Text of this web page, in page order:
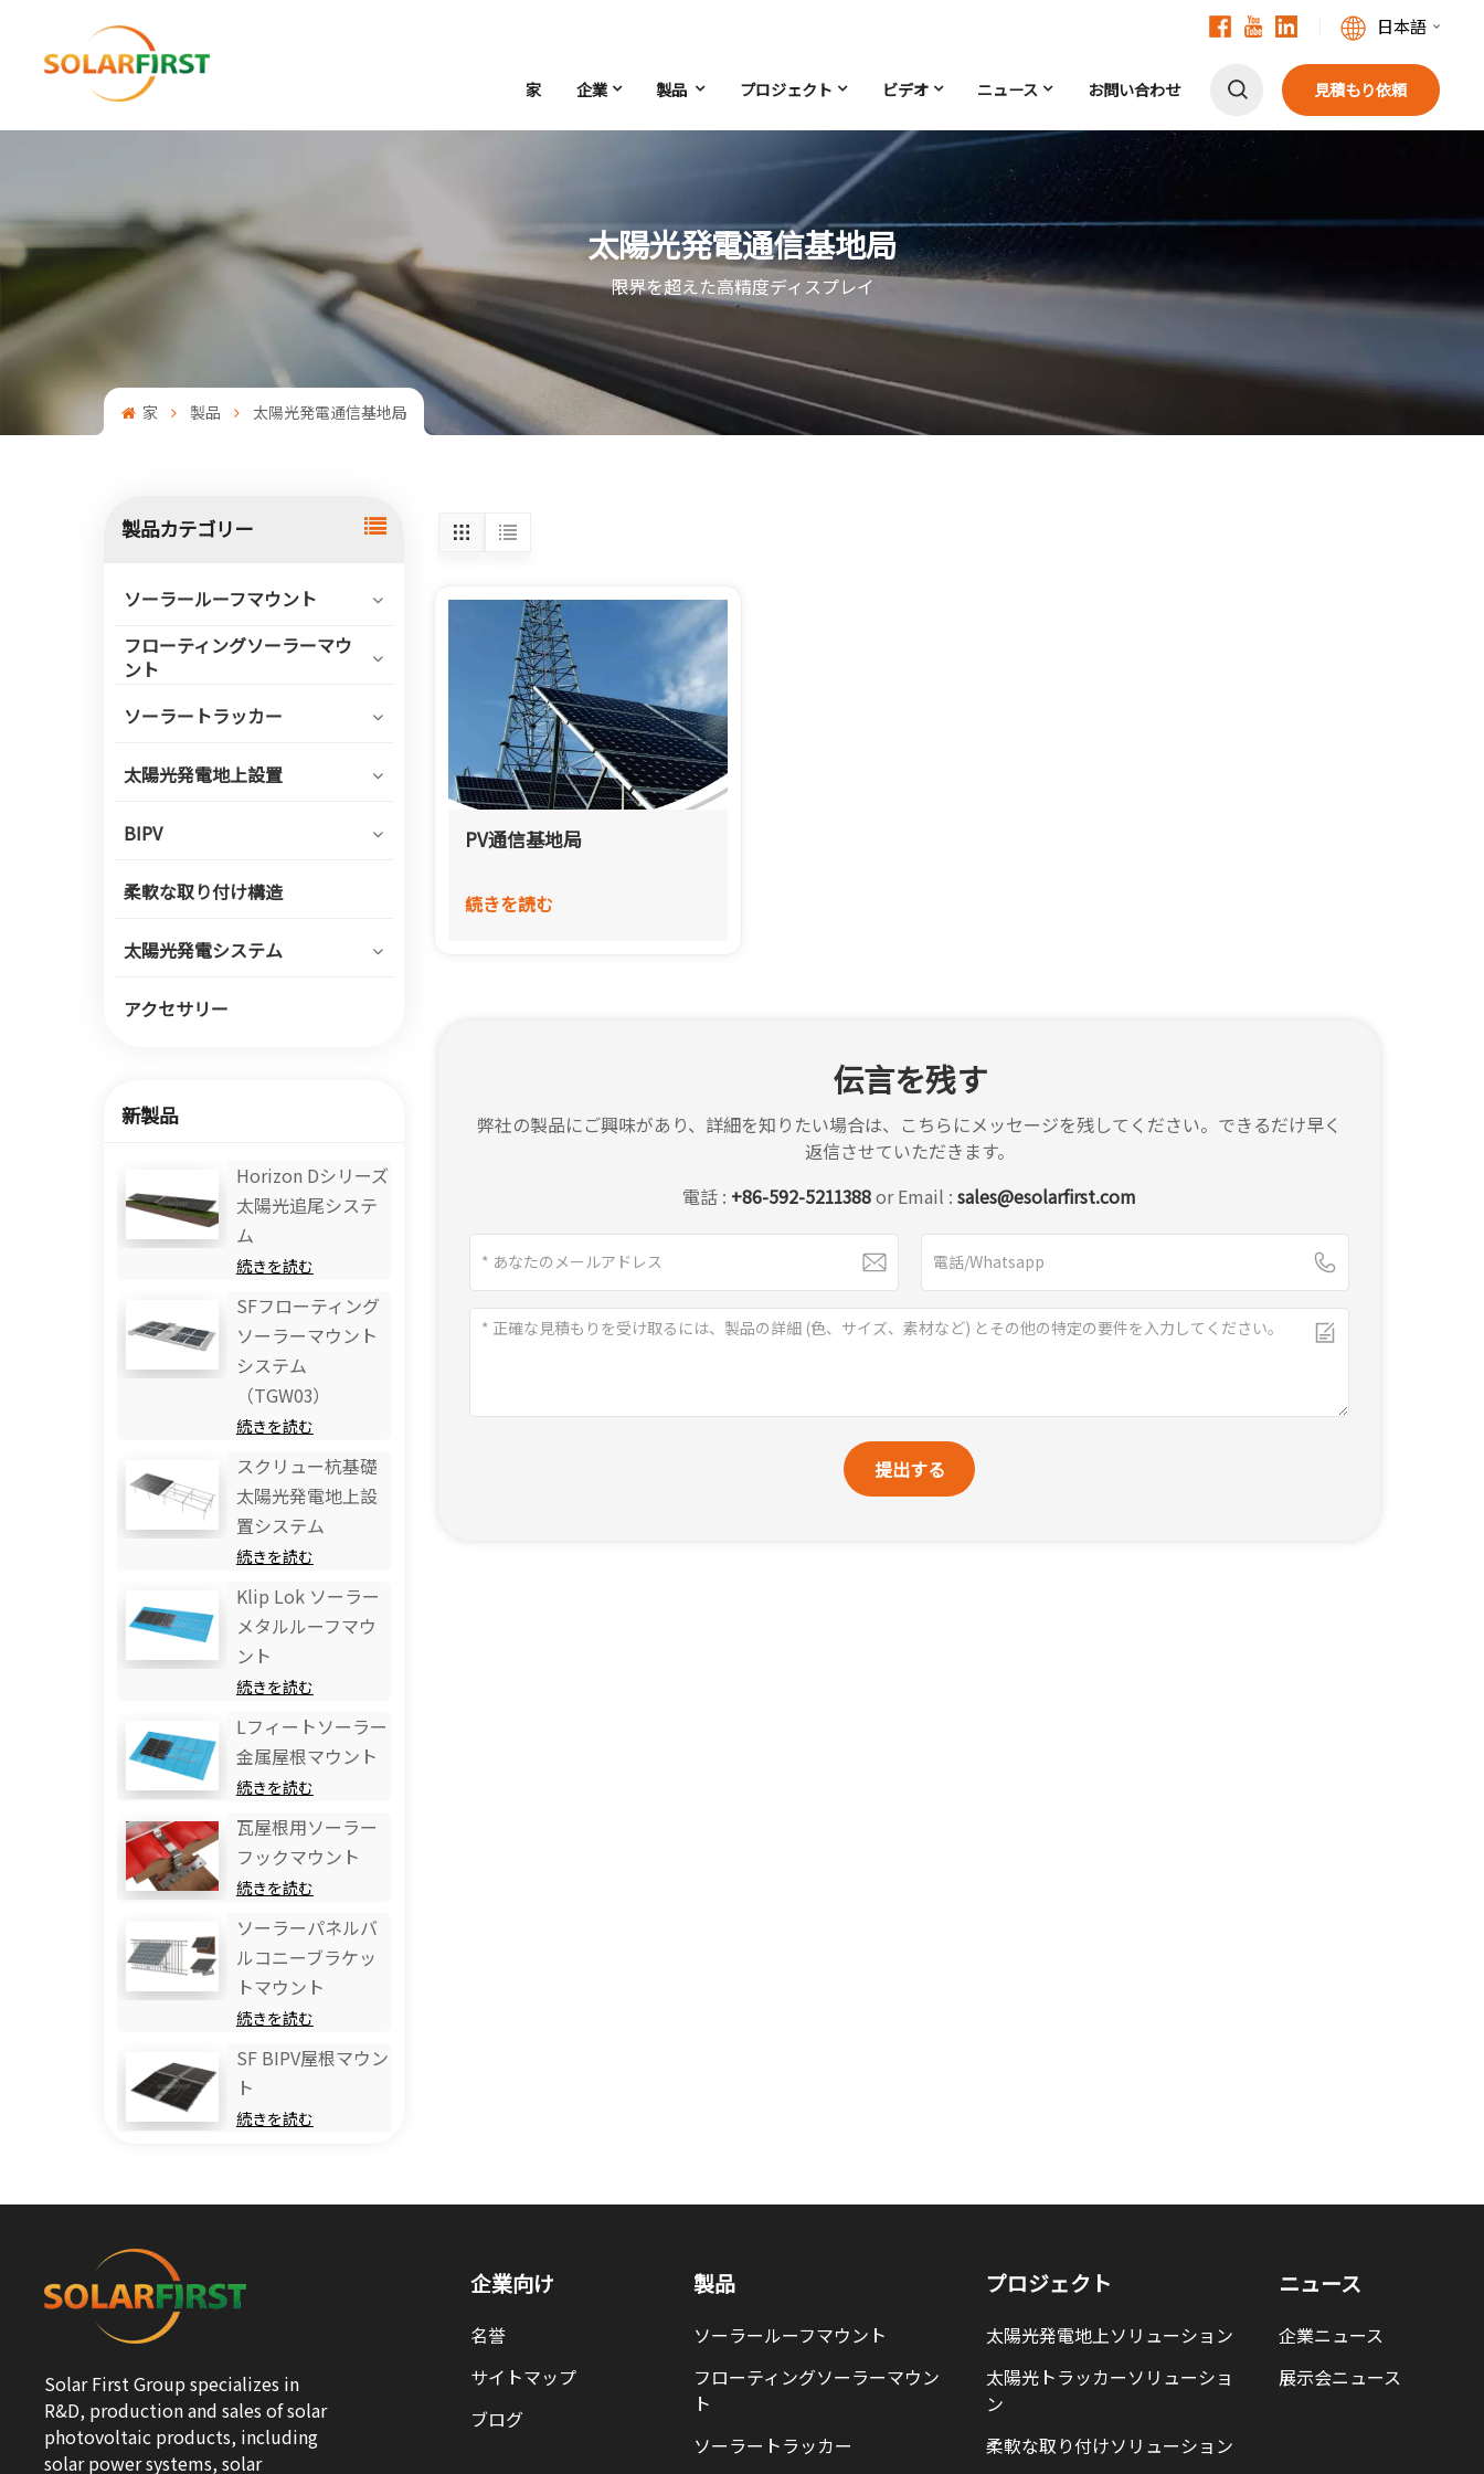
日本語
Deutsch
Español
家 企業 製品 プロジェクト ビデオ ニュース お問い合わせ 見積もり依頼
太陽光発電通信基地局
限界を超えた高精度ディスプレイ
家 製品 太陽光発電通信基地局
製品カテゴリー
ソーラールーフマウント
フローティングソーラーマウ
ント
ソーラートラッカー
太陽光発電地上設置
BIPV
柔軟な取り付け構造
太陽光発電システム
アクセサリー
新製品
Horizo​​n Dシリーズ
太陽光追尾システ
ム
続きを読む
SFフローティング
ソーラーマウント
システム
（TGW03）
続きを読む
スクリュー杭基礎
太陽光発電地上設
置システム
続きを読む
Klip Lok ソーラー
メタルルーフマウ
ント
続きを読む
Lフィートソーラー
金属屋根マウント
続きを読む
瓦屋根用ソーラー
フックマウント
続きを読む
ソーラーパネルバ
ルコニーブラケッ
トマウント
続きを読む
SF BIPV屋根マウン
ト
続きを読む
PV通信基地局
続きを読む
伝言を残す
弊社の製品にご興味があり、詳細を知りたい場合は、こちらにメッセージを残してください。できるだけ早く
返信させていただきます。
電話 : +86-592-5211388 or Email :sales@esolarfirst.com
提出する
Solar First Group specializes in
R&D, production and sales of solar
photovoltaic products, including
solar power systems, solar
企業向け
名誉
サイトマップ
ブログ
製品
ソーラールーフマウント
フローティングソーラーマウン
ト
ソーラートラッカー
プロジェクト
太陽光発電地上ソリューション
太陽光トラッカーソリューショ
ン
柔軟な取り付けソリューション
ニュース
企業ニュース
展示会ニュース